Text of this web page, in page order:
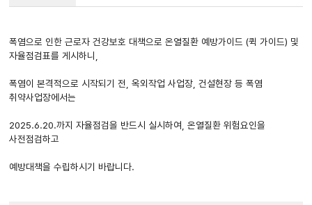
폭염으로 인한 근로자 건강보호 대책으로 온열질환 예방가이드 (퀵 가이드) 및
자율점검표를 게시하니,
폭염이 본격적으로 시작되기 전, 옥외작업 사업장, 건설현장 등 폭염
취약사업장에서는
2025.6.20.까지 자율점검을 반드시 실시하여, 온열질환 위험요인을
사전점검하고
예방대책을 수립하시기 바랍니다.